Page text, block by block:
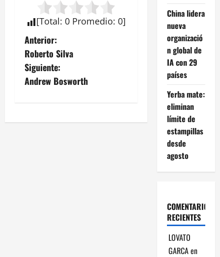
[Total: 0 Promedio: 0]
N
a
v
g
Anterior:
Roberto Silva
Siguiente:
Andrew Bosworth
China lidera
nueva
organizació
n global de
IA con 29
países
Yerba mate:
eliminan
límite de
estampillas
desde
agosto
COMENTARIOS
RECIENTES
LOVATO
GARCAen